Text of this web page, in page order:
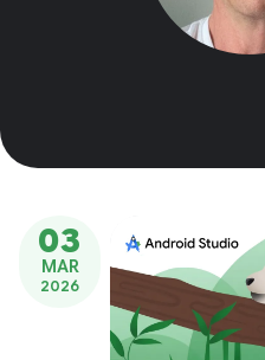
03
MAR
2026